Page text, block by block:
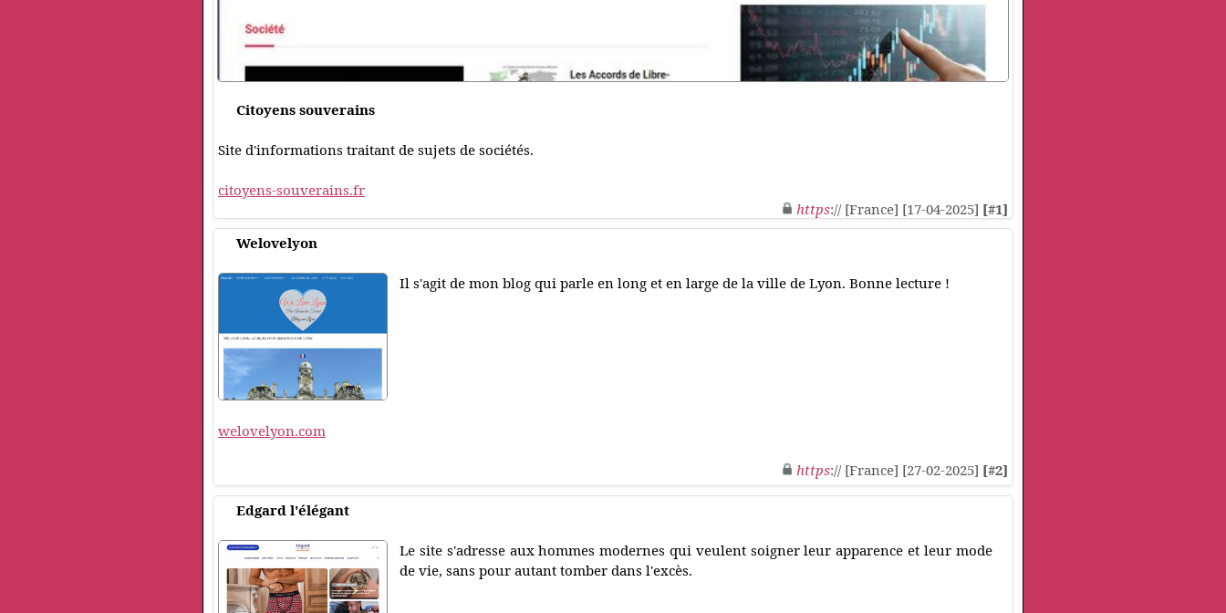
Citoyens souverains
Site d'informations traitant de sujets de sociétés.
citoyens-souverains.fr
https:// [France] [17-04-2025] [#1]
Welovelyon
Il s'agit de mon blog qui parle en long et en large de la ville de Lyon. Bonne lecture !
welovelyon.com
https:// [France] [27-02-2025] [#2]
Edgard l'élégant
Le site s'adresse aux hommes modernes qui veulent soigner leur apparence et leur mode
de vie, sans pour autant tomber dans l'excès.